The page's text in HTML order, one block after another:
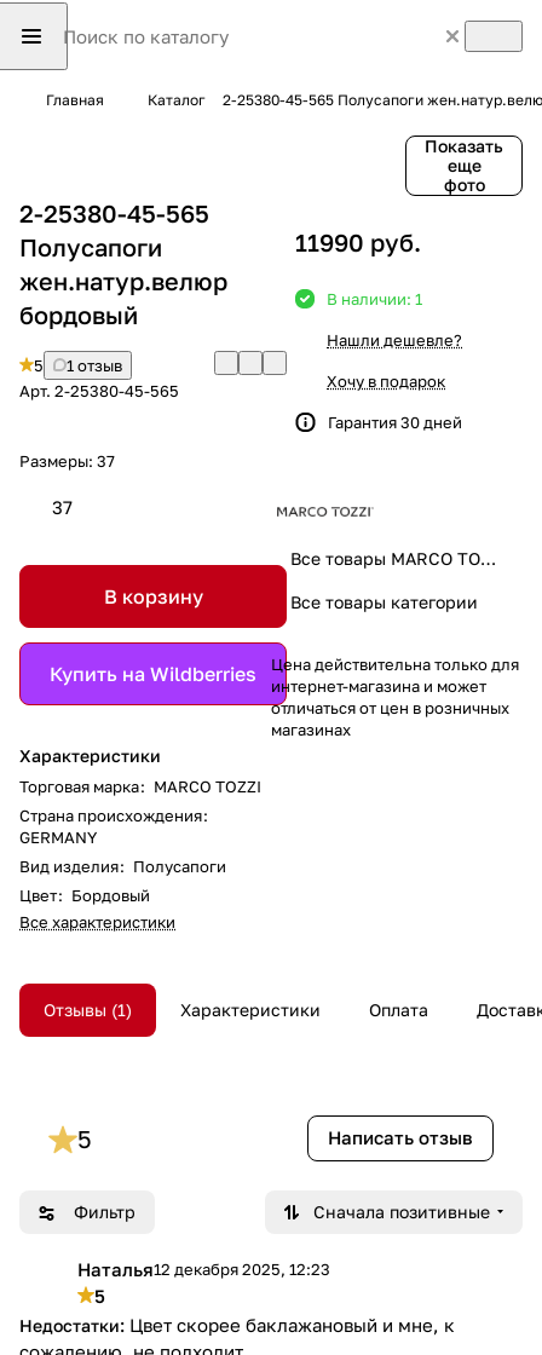
Главная Каталог 2-25380-45-565 Полусапоги
Показать
еще
фото
2-25380-45-565
Полусапоги
жен.натур.велюр
бордовый
5
1 отзыв
Арт. 2-25380-45-565
Размеры: 37
37
В корзину
Купить на Wildberries
Характеристики
Торговая марка: MARCO TOZZI
Страна происхождения:
GERMANY
Вид изделия: Полусапоги
Цвет: Бордовый
Все характеристики
11990 руб.
В наличии: 1
Нашли дешевле?
Хочу в подарок
Гарантия 30 дней
Все товары MARCO TOZZI
Все товары категории
Цена действительна только для
интернет-магазина и может
отличаться от цен в розничных
магазинах
Отзывы 1 Характеристики Оплата
Фильтр Сначала позитивные
Наталья12 декабря 2025, 12:23
5
Цвет скорее баклажановый и мне, к
5 Написать отзыв